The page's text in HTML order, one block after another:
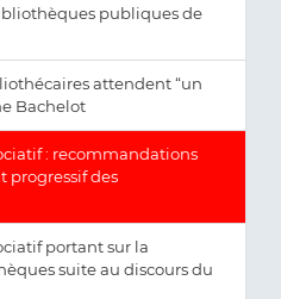
publiques de
attendent “un
Bachelot
: recommandations
progressif des
portant sur la
suite au discours du